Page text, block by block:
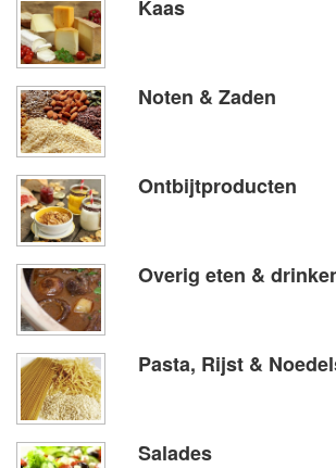
Kaas
Noten & Zaden
Ontbijtproducten
Overig eten &
Pasta, Rijst &
Salades